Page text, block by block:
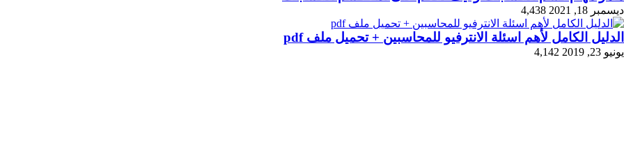
ديسمبر 18, 2021 4,438
الدليل الكامل لأهم اسئلة الانترفيو للمحاسبين + تحميل ملف pdf
يونيو 23, 2019 4,142